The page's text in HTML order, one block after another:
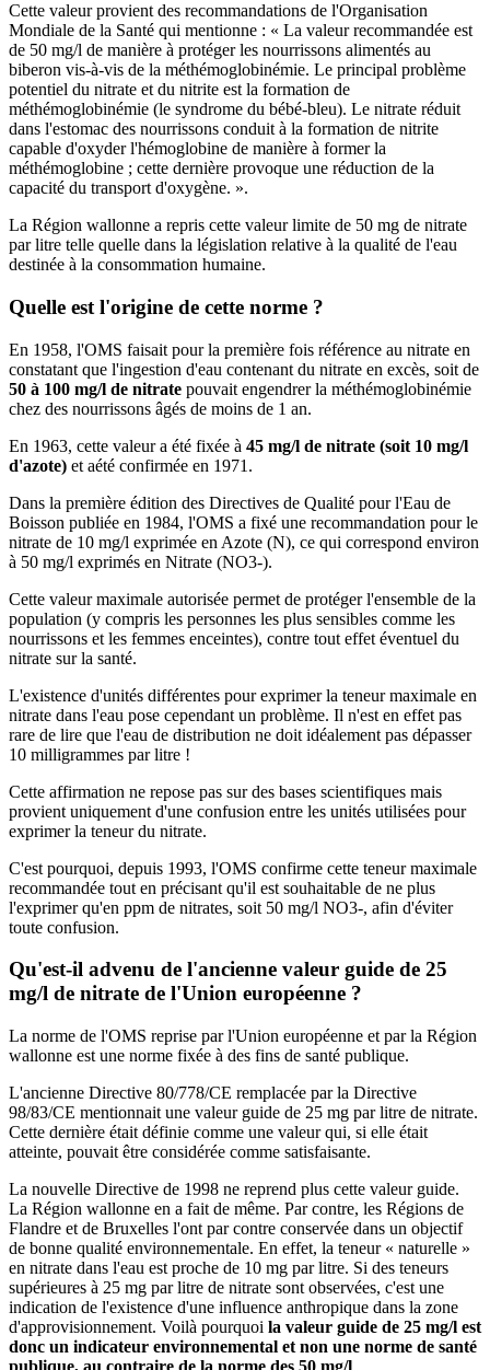
Cette valeur provient des recommandations de l'Organisation
Mondiale de la Santé qui mentionne : « La valeur recommandée est
de 50 mg/l de manière à protéger les nourrissons alimentés au
biberon vis-à-vis de la méthémoglobinémie. Le principal problème
potentiel du nitrate et du nitrite est la formation de
méthémoglobinémie (le syndrome du bébé-bleu). Le nitrate réduit
dans l'estomac des nourrissons conduit à la formation de nitrite
capable d'oxyder l'hémoglobine de manière à former la
méthémoglobine ; cette dernière provoque une réduction de la
capacité du transport d'oxygène. ».
La Région wallonne a repris cette valeur limite de 50 mg de nitrate
par litre telle quelle dans la législation relative à la qualité de l'eau
destinée à la consommation humaine.
Quelle est l'origine de cette norme ?
En 1958, l'OMS faisait pour la première fois référence au nitrate en
constatant que l'ingestion d'eau contenant du nitrate en excès, soit de
50 à 100 mg/l de nitrate pouvait engendrer la méthémoglobinémie
chez des nourrissons âgés de moins de 1 an.
En 1963, cette valeur a été fixée à 45 mg/l de nitrate (soit 10 mg/l
d'azote) et aété confirmée en 1971.
Dans la première édition des Directives de Qualité pour l'Eau de
Boisson publiée en 1984, l'OMS a fixé une recommandation pour le
nitrate de 10 mg/l exprimée en Azote (N), ce qui correspond environ
à 50 mg/l exprimés en Nitrate (NO3-).
Cette valeur maximale autorisée permet de protéger l'ensemble de la
population (y compris les personnes les plus sensibles comme les
nourrissons et les femmes enceintes), contre tout effet éventuel du
nitrate sur la santé.
L'existence d'unités différentes pour exprimer la teneur maximale en
nitrate dans l'eau pose cependant un problème. Il n'est en effet pas
rare de lire que l'eau de distribution ne doit idéalement pas dépasser
10 milligrammes par litre !
Cette affirmation ne repose pas sur des bases scientifiques mais
provient uniquement d'une confusion entre les unités utilisées pour
exprimer la teneur du nitrate.
C'est pourquoi, depuis 1993, l'OMS confirme cette teneur maximale
recommandée tout en précisant qu'il est souhaitable de ne plus
l'exprimer qu'en ppm de nitrates, soit 50 mg/l NO3-, afin d'éviter
toute confusion.
Qu'est-il advenu de l'ancienne valeur guide de 25
mg/l de nitrate de l'Union européenne ?
La norme de l'OMS reprise par l'Union européenne et par la Région
wallonne est une norme fixée à des fins de santé publique.
L'ancienne Directive 80/778/CE remplacée par la Directive
98/83/CE mentionnait une valeur guide de 25 mg par litre de nitrate.
Cette dernière était définie comme une valeur qui, si elle était
atteinte, pouvait être considérée comme satisfaisante.
La nouvelle Directive de 1998 ne reprend plus cette valeur guide.
La Région wallonne en a fait de même. Par contre, les Régions de
Flandre et de Bruxelles l'ont par contre conservée dans un objectif
de bonne qualité environnementale. En effet, la teneur « naturelle »
en nitrate dans l'eau est proche de 10 mg par litre. Si des teneurs
supérieures à 25 mg par litre de nitrate sont observées, c'est une
indication de l'existence d'une influence anthropique dans la zone
d'approvisionnement. Voilà pourquoi la valeur guide de 25 mg/l est
donc un indicateur environnemental et non une norme de santé
publique, au contraire de la norme des 50 mg/l